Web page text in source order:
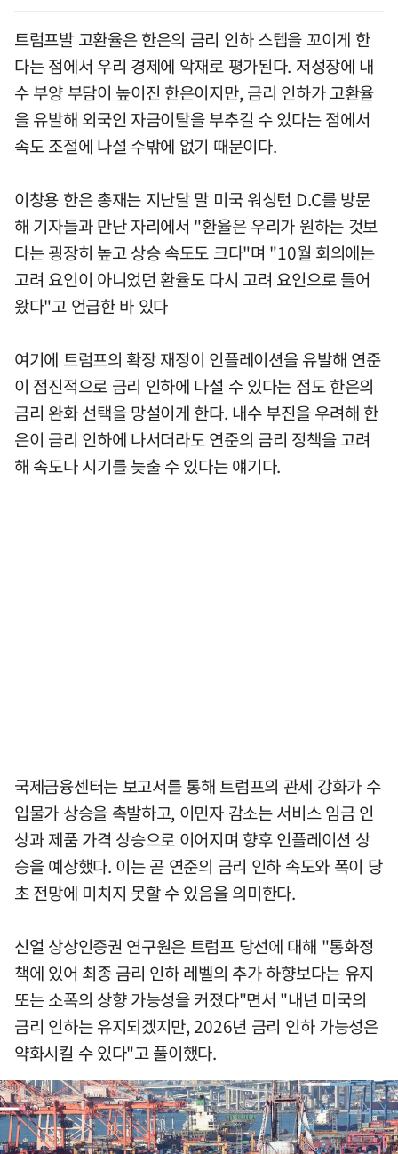
트럼프발 고환율은 한은의 금리 인하 스텝을 꼬이게 한
다는 점에서 우리 경제에 악재로 평가된다. 저성장에 내
수 부양 부담이 높이진 한은이지만, 금리 인하가 고환율
을 유발해 외국인 자금이탈을 부추길 수 있다는 점에서
속도 조절에 나설 수밖에 없기 때문이다.
이창용 한은 총재는 지난달 말 미국 워싱턴 D.C를 방문
해 기자들과 만난 자리에서 "환율은 우리가 원하는 것보
다는 굉장히 높고 상승 속도도 크다"며 "10월 회의에는
고려 요인이 아니었던 환율도 다시 고려 요인으로 들어
왔다"고 언급한 바 있다
여기에 트럼프의 확장 재정이 인플레이션을 유발해 연준
이 점진적으로 금리 인하에 나설 수 있다는 점도 한은의
금리 완화 선택을 망설이게 한다. 내수 부진을 우려해 한
은이 금리 인하에 나서더라도 연준의 금리 정책을 고려
해 속도나 시기를 늦출 수 있다는 얘기다.
국제금융센터는 보고서를 통해 트럼프의 관세 강화가 수
입물가 상승을 촉발하고, 이민자 감소는 서비스 임금 인
상과 제품 가격 상승으로 이어지며 향후 인플레이션 상
승을 예상했다. 이는 곧 연준의 금리 인하 속도와 폭이 당
초 전망에 미치지 못할 수 있음을 의미한다.
신얼 상상인증권 연구원은 트럼프 당선에 대해 "통화정
책에 있어 최종 금리 인하 레벨의 추가 하향보다는 유지
또는 소폭의 상향 가능성을 커졌다"면서 "내년 미국의
금리 인하는 유지되겠지만, 2026년 금리 인하 가능성은
약화시킬 수 있다"고 풀이했다.